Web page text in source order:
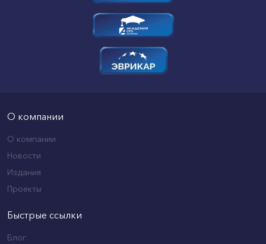
О компании
О компании
Новости
Издания
Проекты
Быстрые ссылки
Блог